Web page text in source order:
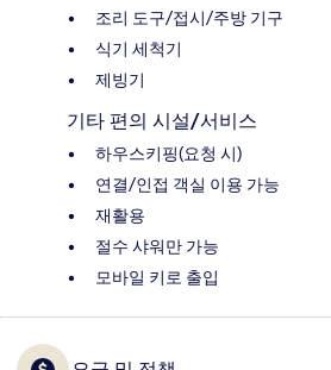
조리 도구/접시/주방 기구
식기 세척기
제빙기
기타 편의 시설/서비스
하우스키핑(요청 시)
연결/인접 객실 이용 가능
재활용
절수 샤워만 가능
모바일 키로 출입